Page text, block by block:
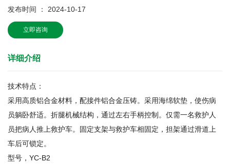
发布时间 ： 2024-10-17
立即咨询
详细介绍
技术特点：
采用高质铝合金材料，配接件铝合金压铸。采用海绵软垫，使伤病
员躺卧舒适。折腿机械结构，通过左右手柄控制。仅需一名救护人
员把病人推上救护车。固定支架与救护车相固定，担架通过滑道上
车后可锁定。
型号，YC-B2